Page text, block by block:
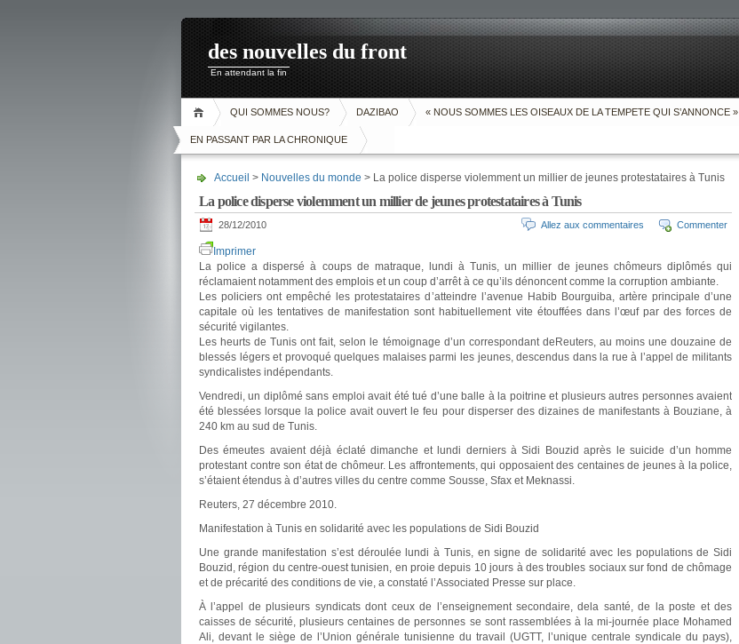
des nouvelles du front
En attendant la fin
QUI SOMMES NOUS? DAZIBAO « NOUS SOMMES LES OISEAUX DE LA TEMPETE QUI S’ANNONCE »
EN PASSANT PAR LA CHRONIQUE
Accueil > Nouvelles du monde > La police disperse violemment un millier de jeunes protestataires à Tunis
La police disperse violemment un millier de jeunes protestataires à Tunis
28/12/2010 Commenter
Allez aux commentaires
Imprimer
La police a dispersé à coups de matraque, lundi à Tunis, un millier de jeunes chômeurs diplômés qui
réclamaient notamment des emplois et un coup d’arrêt à ce qu’ils dénoncent comme la corruption ambiante.
Les policiers ont empêché les protestataires d’atteindre l’avenue Habib Bourguiba, artère principale d’une
capitale où les tentatives de manifestation sont habituellement vite étouffées dans l’œuf par des forces de
sécurité vigilantes.
Les heurts de Tunis ont fait, selon le témoignage d’un correspondant deReuters, au moins une douzaine de
blessés légers et provoqué quelques malaises parmi les jeunes, descendus dans la rue à l’appel de militants
syndicalistes indépendants.
Vendredi, un diplômé sans emploi avait été tué d’une balle à la poitrine et plusieurs autres personnes avaient
été blessées lorsque la police avait ouvert le feu pour disperser des dizaines de manifestants à Bouziane, à
240 km au sud de Tunis.
Des émeutes avaient déjà éclaté dimanche et lundi derniers à Sidi Bouzid après le suicide d’un homme
protestant contre son état de chômeur. Les affrontements, qui opposaient des centaines de jeunes à la police,
s’étaient étendus à d’autres villes du centre comme Sousse, Sfax et Meknassi.
Reuters, 27 décembre 2010.
Manifestation à Tunis en solidarité avec les populations de Sidi Bouzid
Une grande manifestation s’est déroulée lundi à Tunis, en signe de solidarité avec les populations de Sidi
Bouzid, région du centre-ouest tunisien, en proie depuis 10 jours à des troubles sociaux sur fond de chômage
et de précarité des conditions de vie, a constaté l’Associated Presse sur place.
À l’appel de plusieurs syndicats dont ceux de l’enseignement secondaire, dela santé, de la poste et des
caisses de sécurité, plusieurs centaines de personnes se sont rassemblées à la mi-journée place Mohamed
Ali, devant le siège de l’Union générale tunisienne du travail (UGTT, l’unique centrale syndicale du pays),